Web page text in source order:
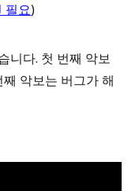
필요)
니다. 첫 번째 악보
악보는 버그가 해